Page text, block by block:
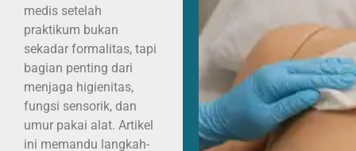
medis setelah
praktikum bukan
sekadar formalitas, tapi
bagian penting dari
menjaga higienitas,
fungsi sensorik, dan
umur pakai alat. Artikel
ini memandu langkah-